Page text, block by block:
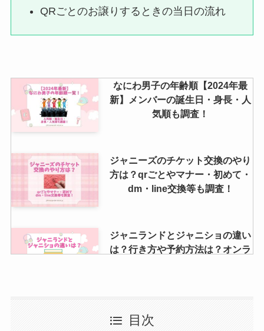
kat-tunのメンカラを紹介！初期メ
ンバーと現在で変更はある？赤西
なにわ男子の血液型を一覧で紹
介！a型はいない？b型多い？年齢
や誕生日も調査
QRごとのお譲りするときの当日の流れ
なにわ男子の年齢順【2024年最
新】メンバーの誕生日・身長・人
気順も調査！
ジャニーズのチケット交換のやり
方は？qrごとやマナー・初めて・
dm・line交換等も調査！
ジャニランドとジャニショの違い
は？行き方や予約方法は？オンラ
取はある？安全なのかキャンセル
目次